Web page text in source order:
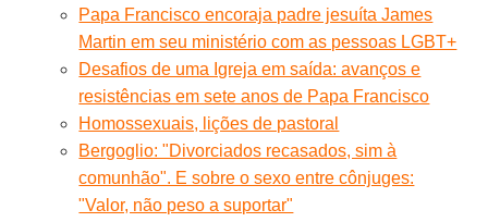
Papa Francisco encoraja padre jesuíta James
Martin em seu ministério com as pessoas LGBT+
Desafios de uma Igreja em saída: avanços e
resistências em sete anos de Papa Francisco
Homossexuais, lições de pastoral
Bergoglio: "Divorciados recasados, sim à
comunhão". E sobre o sexo entre cônjuges:
"Valor, não peso a suportar"